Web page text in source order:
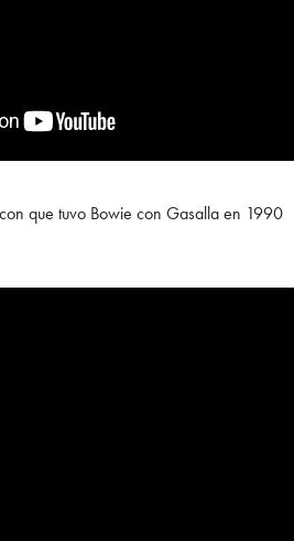
que tuvo Bowie con Gasalla en 1990